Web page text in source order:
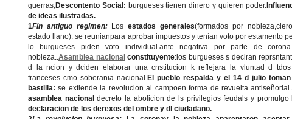
guerras;Descontento Social: burgueses tienen dinero y quieren poder.
de ideas ilustradas.
1Fin antiguo regimen:Losestados generales(formados por
estado llano): se reunianpara aprobar impuestos y tenían voto por estamento
lo burgueses piden voto individual.ante negativa por parte de
nobleza..Asamblea nacional constituyente:los burgueses s declran
d la ncion y dciden elaborar una cnstitucion k reflejara la vluntad d
franceses cmo soberania nacional.El pueblo respalda y el 14 d julio
bastilla:se extiende la revolucion al campoen forma de revuelta antiseñorial.
asamblea nacional decreto la abolicion de ls privilegios feudals y promulgo
declaracion de los derexos del ombre y dl ciudadano.